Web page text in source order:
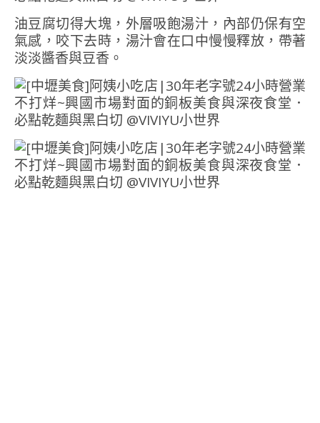
油豆腐切得大塊，外層吸飽湯汁，內部仍保有空
氣感，咬下去時，湯汁會在口中慢慢釋放，帶著
淡淡醬香與豆香。